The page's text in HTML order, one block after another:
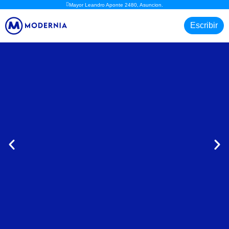
Mayor Leandro Aponte 2480, Asuncion.
Escribir